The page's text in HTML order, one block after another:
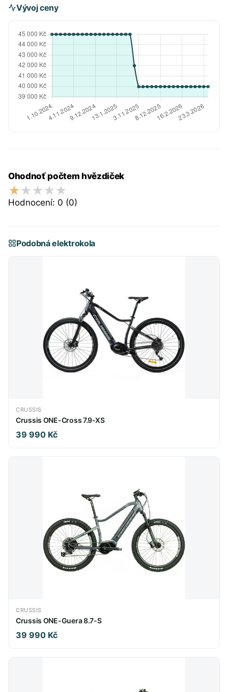
Vývoj ceny
Ohodnoť počtem hvězdiček
Hodnocení: 0 (0)
Podobná elektrokola
CRUSSIS
Crussis ONE-Cross 7.9-XS
39 990 Kč
CRUSSIS
Crussis ONE-Guera 8.7-S
39 990 Kč